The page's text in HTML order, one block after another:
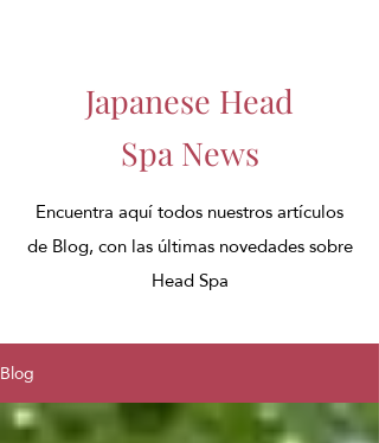
Japanese Head
Spa News
Encuentra aquí todos nuestros artículos
de Blog, con las últimas novedades sobre
Head Spa
Blog